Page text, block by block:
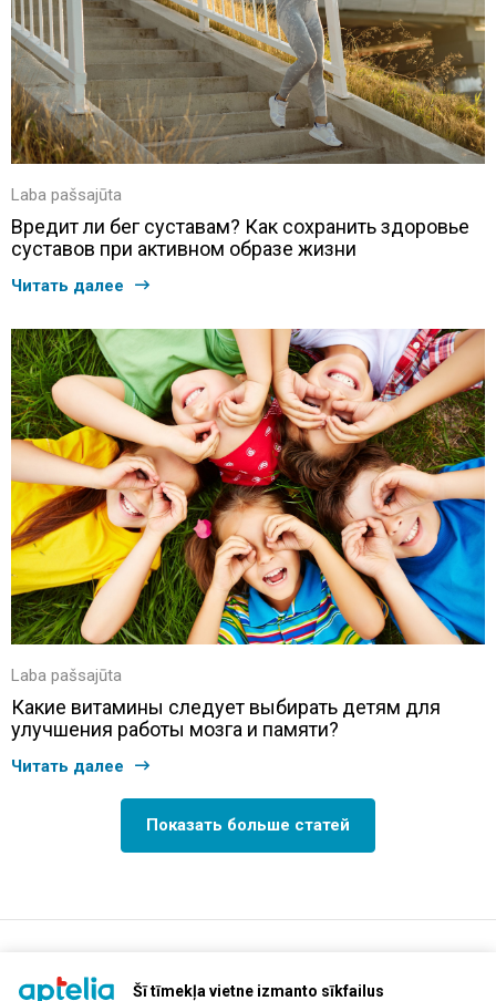
Šī tīmekļa vietne izmanto sīkfailus
Laba pašsajūta
Вредит ли бег суставам? Как сохранить здоровье
суставов при активном образе жизни
Читать далее
Laba pašsajūta
Какие витамины следует выбирать детям для
улучшения работы мозга и памяти?
Читать далее
Показать больше статей